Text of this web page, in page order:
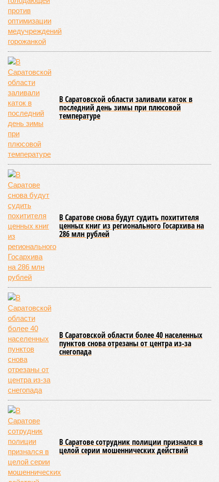
В Саратовской области заливали каток в
последний день зимы при плюсовой
температуре
В Саратове снова будут судить похитителя
ценных книг из регионального Госархива на
286 млн рублей
В Саратовской области более 40 населенных
пунктов снова отрезаны от центра из-за
снегопада
В Саратове сотрудник полиции признался в
целой серии мошеннических действий